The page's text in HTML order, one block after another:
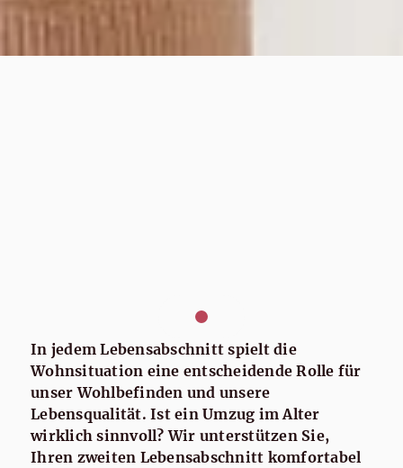
In jedem Lebensabschnitt spielt die
Wohnsituation eine entscheidende Rolle für
unser Wohlbefinden und unsere
Lebensqualität. Ist ein Umzug im Alter
wirklich sinnvoll? Wir unterstützen Sie,
Ihren zweiten Lebensabschnitt komfortabel